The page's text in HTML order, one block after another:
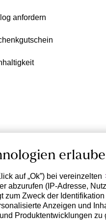
anfordern
auf „Ok”) bei vereinzelten
abzurufen (IP-Adresse,
zum Zweck der
Anzeigen und
Produktentwicklungen zu